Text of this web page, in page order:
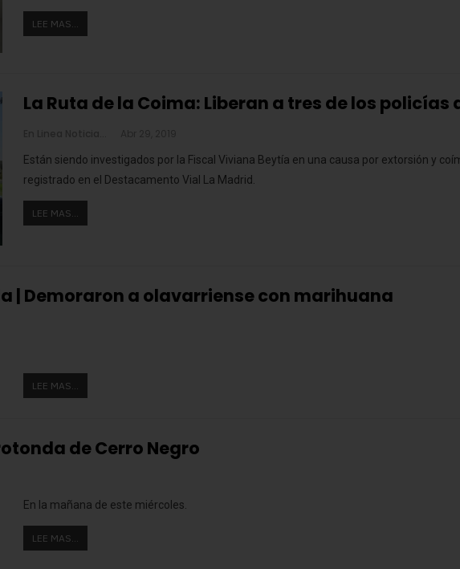
LEE MAS...
La Ruta de la Coima: Liberan a tres de los policías
Están siendo investigados por la Fiscal Viviana Beytía en una causa por extorsión y
registrado en el Destacamento Vial La Madrid.
LEE MAS...
| Demoraron a olavarriense con marihuana
LEE MAS...
de Cerro Negro
En la mañana de este miércoles.
LEE MAS...